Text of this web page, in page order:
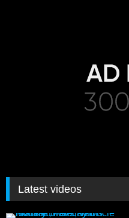
Latest videos